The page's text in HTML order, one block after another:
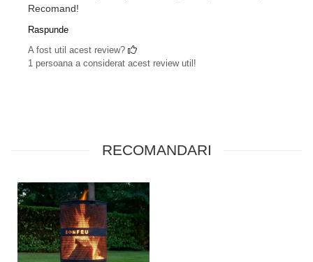
Recomand!
Raspunde
A fost util acest review?
1 persoana a considerat acest review util!
RECOMANDARI